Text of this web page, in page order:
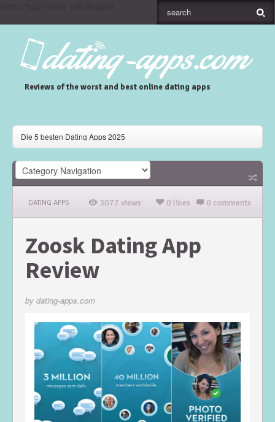
Reviews of the worst and best online dating apps
Die 5 besten Dating Apps 2025
Gaudi Dating App Review
Skout Dating App Review
DATING APPS 3077 views 0 likes 0 comments
Zoosk Dating App
Review
by dating-apps.com